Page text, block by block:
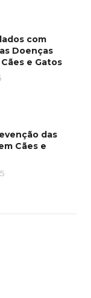
com
Doenças
e Gatos
das
Cães e